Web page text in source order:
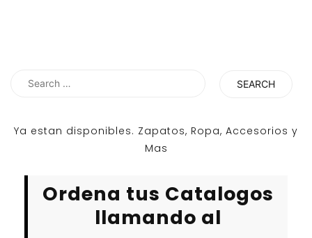
Search
Ya estan disponibles. Zapatos, Ropa, Accesorios y
Mas
Ordena tus Catalogos
llamando al